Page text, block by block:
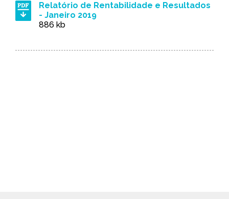
Relatório de Rentabilidade e Resultados
- Janeiro 2019
886 kb